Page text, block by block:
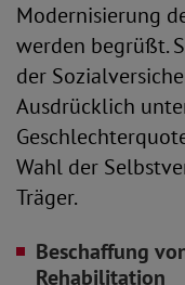
Modernisierung
werden begrüßt.
der
Ausdrücklich
Wahl der
Träger.
Beschaffung
Rehabilitation